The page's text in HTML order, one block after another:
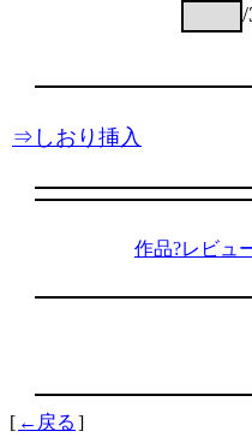
/
⇒しおり挿入
作品?レビュ
[ ←戻る ]